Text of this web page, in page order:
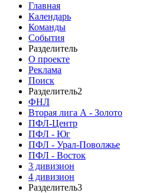
Главная
Календарь
Команды
События
Разделитель
О проекте
Реклама
Поиск
Разделитель2
ФНЛ
Вторая лига А - Золото
ПФЛ-Центр
ПФЛ - Юг
ПФЛ - Урал-Поволжье
ПФЛ - Восток
3 дивизион
4 дивизион
Разделитель3